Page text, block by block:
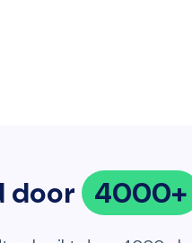
door 4000+